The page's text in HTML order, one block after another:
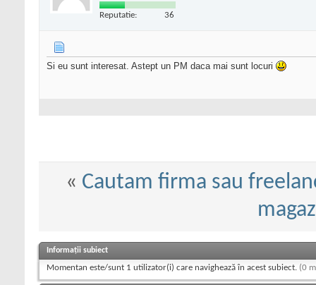
Reputatie: 36
Si eu sunt interesat. Astept un PM daca mai sunt locuri
« Cautam firma sau
Informații subiect
Momentan este/sunt 1 utilizator(i) care navighează în acest subiect. (0